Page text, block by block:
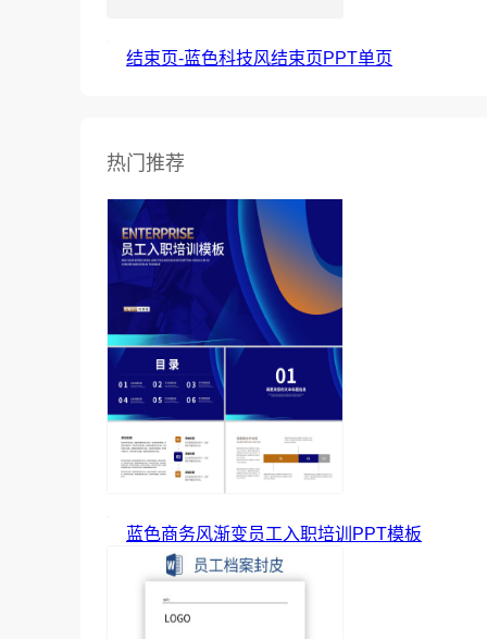
结束页-蓝色科技风结束页PPT单页
热门推荐
蓝色商务风渐变员工入职培训PPT模板